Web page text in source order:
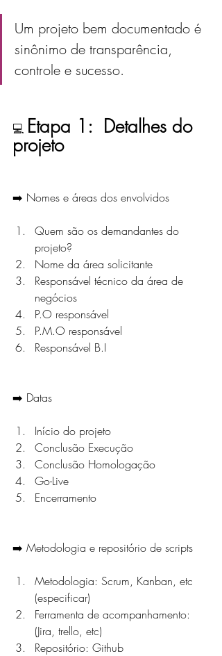
Um projeto bem documentado é
sinônimo de transparência,
controle e sucesso.
💻 Etapa 1:  Detalhes do
projeto
➡️ Nomes e áreas dos envolvidos
Quem são os demandantes do
projeto?
Nome da área solicitante
Responsável técnico da área de
negócios
P.O responsável
P.M.O responsável
Responsável B.I
➡️ Datas
Início do projeto
Conclusão Execução
Conclusão Homologação
Go-Live
Encerramento
➡️ Metodologia e repositório de scripts
Metodologia: Scrum, Kanban, etc
(especificar)
Ferramenta de acompanhamento:
(Jira, trello, etc)
Repositório: Github